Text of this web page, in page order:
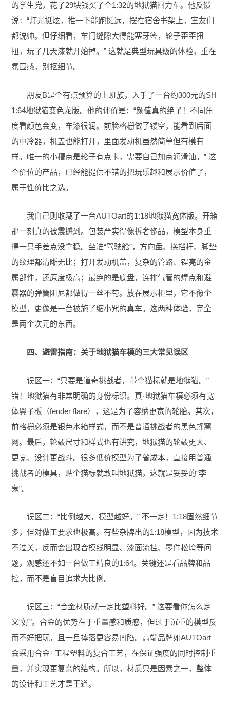
的学生党，花了29块钱买了个1:32的地狱猫回力车。他反馈
说：“灯光挺炫，推一下能跑挺远，摆在宿舍书架上，室友们
都说帅。但仔细看，车门缝隙大得能塞牙签，轮子歪歪扭
扭，玩了几天漆就开始掉。” 这就是典型玩具级的体验，重在
氛围感，别抠细节。
朋友B是个有点预算的上班族，入手了一台约300元的SH
1:64地狱猫变色龙版。他的评价是：“颜值真的绝了！不同角
度看颜色会变，车漆很润。前脸格栅做了镂空，能看到后面
的中冷器，机盖也能打开，里面发动机虽然简单但有模有
样。唯一的小槽点是轮子有点卡，需要自己加点润滑油。” 这
个价位的产品，已经能提供不错的把玩乐趣和展示价值了，
属于性价比之选。
我自己则收藏了一台AUTOart的1:18地狱猫宽体版。开箱
那一刻真的被震撼到。包装严实得像拆奢侈品，模型本身重
得一只手差点没拿稳。坐进“驾驶舱”，方向盘、换挡杆、脚垫
的纹理都清晰无比；打开发动机盖，复杂的管路、锃亮的金
属部件，还原度极高；最绝的是底盘，连排气管的焊点和避
震器的弹簧阻尼都做得一丝不苟。放在展示柜里，它不像个
模型，更像是一台被施了缩小咒的真车。这两种体验，完全
是两个次元的东西。
四、避雷指南：关于地狱猫车模的三大常见误区
误区一：“只要是道奇挑战者，带个猫标就是地狱猫。”
错！地狱猫有非常明确的身份标识。真·地狱猫车模必须有宽
体翼子板（fender flare），这是为了容纳更宽的轮胎。其次，
前格栅必须是银色水箱样式，而不是普通挑战者的黑色蜂窝
网。最后，轮毂尺寸和样式也有讲究，地狱猫的轮毂更大、
更宽、设计更战斗。很多低价模型为了省成本，直接用普通
挑战者的模具，贴个猫标就敢叫地狱猫，这就是妥妥的“李
鬼”。
误区二：“比例越大，模型越好。” 不一定！1:18固然细节
多，但对做工要求也极高。有些杂牌出的1:18模型，因为技术
不过关，反而会出现合模线明显、漆面流挂、零件松垮等问
题，观感还不如一台做工精良的1:64。关键还是看品牌和品
控，而不是盲目追求大比例。
误区三：“合金材质就一定比塑料好。” 这要看你怎么定
义“好”。合金的优势在于重量感和质感，但过于沉重的模型反
而不好把玩，且一旦摔落更容易凹陷。高端品牌如AUTOart
会采用合金+工程塑料的复合工艺，在保证强度的同时控制重
量，并实现更复杂的结构。所以，材质只是因素之一，整体
的设计和工艺才是王道。